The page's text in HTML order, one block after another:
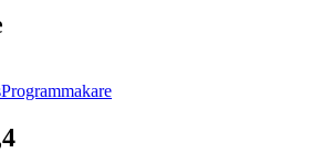
Programmakare